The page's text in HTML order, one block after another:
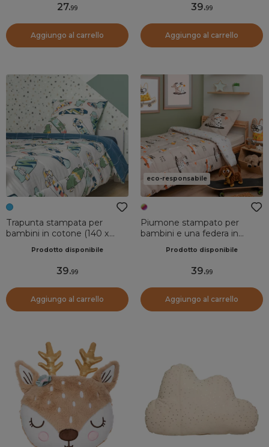
27.99
Aggiungo al carrello
39.99
Aggiungo al carrello
Trapunta stampata per
bambini in cotone (140 x
Prodotto disponibile
39.99
Aggiungo al carrello
eco-responsabile
Piumone stampato per
bambini e una federa in
Isidore Multicolore
Prodotto disponibile
39.99
Aggiungo al carrello